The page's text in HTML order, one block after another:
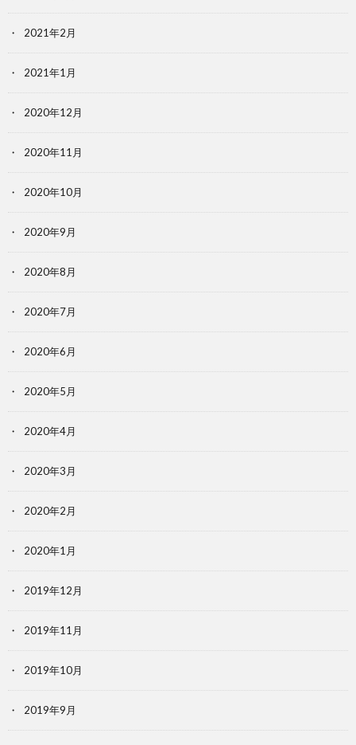
2021年2月
2021年1月
2020年12月
2020年11月
2020年10月
2020年9月
2020年8月
2020年7月
2020年6月
2020年5月
2020年4月
2020年3月
2020年2月
2020年1月
2019年12月
2019年11月
2019年10月
2019年9月